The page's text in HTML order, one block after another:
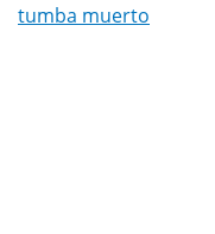
tumba muerto